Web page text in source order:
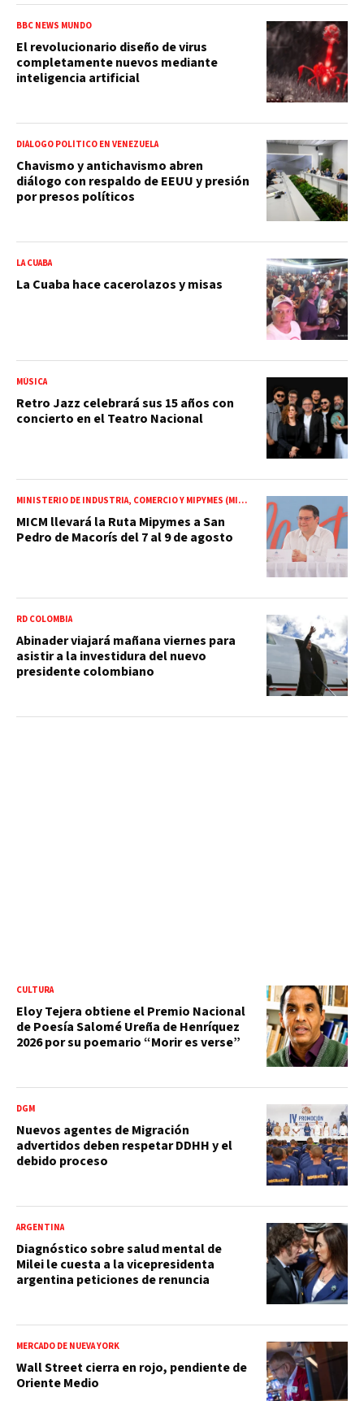
BBC NEWS MUNDO
El revolucionario diseño de virus
completamente nuevos mediante
inteligencia artificial
DIÁLOGO POLÍTICO EN VENEZUELA
Chavismo y antichavismo abren
diálogo con respaldo de EEUU y presión
por presos políticos
LA CUABA
La Cuaba hace cacerolazos y misas
MÚSICA
Retro Jazz celebrará sus 15 años con
concierto en el Teatro Nacional
MINISTERIO DE INDUSTRIA, COMERCIO Y MIPYMES (MICM)
MICM llevará la Ruta Mipymes a San
Pedro de Macorís del 7 al 9 de agosto
RD COLOMBIA
Abinader viajará mañana viernes para
asistir a la investidura del nuevo
presidente colombiano
CULTURA
Eloy Tejera obtiene el Premio Nacional
de Poesía Salomé Ureña de Henríquez
2026 por su poemario “Morir es verse”
DGM
Nuevos agentes de Migración
advertidos deben respetar DDHH y el
debido proceso
ARGENTINA
Diagnóstico sobre salud mental de
Milei le cuesta a la vicepresidenta
argentina peticiones de renuncia
MERCADO DE NUEVA YORK
Wall Street cierra en rojo, pendiente de
Oriente Medio